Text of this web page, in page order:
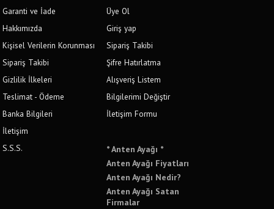
Garanti ve İade
Hakkımızda
Kişisel Verilerin Korunması
Sipariş Takibi
Gizlilik İlkeleri
Teslimat - Ödeme
Banka Bilgileri
İletişim
S.S.S.
Üye Ol
Giriş yap
Sipariş Takibi
Şifre Hatırlatma
Alışveriş Listem
Bilgilerimi Değiştir
İletişim Formu
* Anten Ayağı *
Anten Ayağı Fiyatları
Anten Ayağı Nedir?
Anten Ayağı Satan
Firmalar